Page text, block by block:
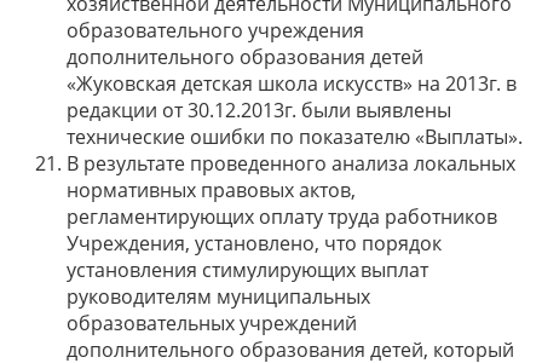
образовательного учреждения
дополнительного образования детей
«Жуковская детская школа искусств» на 2013г. в
редакции от 30.12.2013г. были выявлены
технические ошибки по показателю «Выплаты».
В результате проведенного анализа локальных
нормативных правовых актов,
регламентирующих оплату труда работников
Учреждения, установлено, что порядок
установления стимулирующих выплат
руководителям муниципальных
образовательных учреждений
дополнительного образования детей, который